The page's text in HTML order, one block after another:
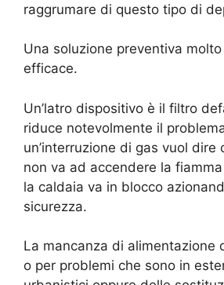
raggrumare di questo tipo di
Una soluzione preventiva
efficace.
Un’latro dispositivo è il filtro
riduce notevolmente il
un’interruzione di gas vuol dire
non va ad accendere la
la caldaia va in blocco
sicurezza.
La mancanza di alimentazione
o per problemi che sono in